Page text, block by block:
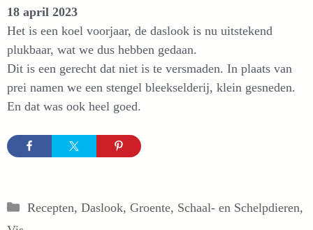
18 april 2023
Het is een koel voorjaar, de daslook is nu uitstekend
plukbaar, wat we dus hebben gedaan.
Dit is een gerecht dat niet is te versmaden. In plaats van
prei namen we een stengel bleekselderij, klein gesneden.
En dat was ook heel goed.
Categorieën
Recepten, Daslook, Groente, Schaal- en Schelpdieren,